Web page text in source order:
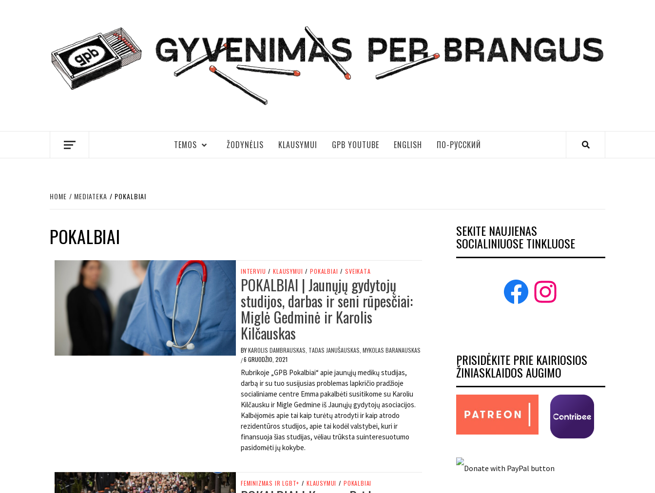
TEMOS ŽODYNĖLIS KLAUSYMUI GPB YOUTUBE ENGLISH ПО-РУССКИЙ
HOME MEDIATEKA POKALBIAI
POKALBIAI
INTERVIU / KLAUSYMUI / POKALBIAI / SVEIKATA
POKALBIAI | Jaunųjų gydytojų
studijos, darbas ir seni rūpesčiai:
Miglė Gedminė ir Karolis
Kilčauskas
BYKAROLIS DAMBRAUSKAS, TADAS JANUŠAUSKAS, MYKOLAS BARANAUSKAS
/6 GRUODŽIO, 2021
Rubrikoje „GPB Pokalbiai“ apie jaunųjų medikų studijas,
darbą ir su tuo susijusias problemas lapkričio pradžioje
socialiniame centre Emma pakalbėti susitikome su Karoliu
Kilčausku ir Migle Gedmine iš Jaunųjų gydytojų asociacijos.
Kalbėjomės apie tai kaip turėtų atrodyti ir kaip atrodo
rezidentūros studijos, apie tai kodėl valstybei, kuri ir
finansuoja šias studijas, vėliau trūksta suinteresuotumo
pasidomėti jų kokybe.
FEMINIZMAS IR LGBT+ / KLAUSYMUI / POKALBIAI
SEKITE NAUJIENAS
SOCIALINIUOSE TINKLUOSE
Facebook
Instagram
PRISIDĖKITE PRIE KAIRIOSIOS
ŽINIASKLAIDOS AUGIMO